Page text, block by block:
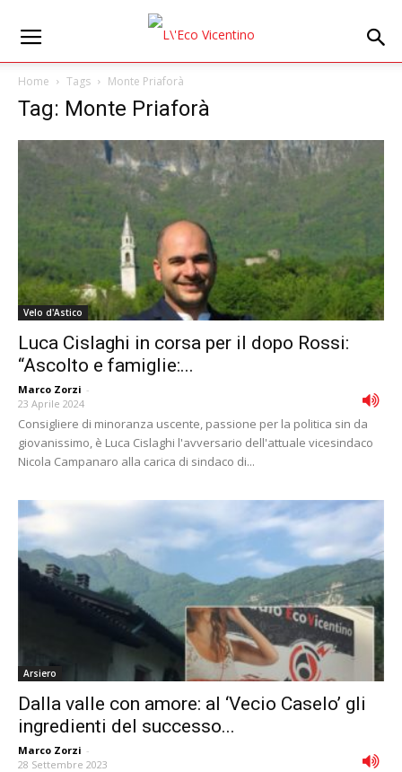
Home Tags Monte Priaforà
Tag: Monte Priaforà
Velo d'Astico
Luca Cislaghi in corsa per il dopo Rossi:
“Ascolto e famiglie:...
Marco Zorzi -
23 Aprile 2024
Consigliere di minoranza uscente, passione per la politica sin da
giovanissimo, è Luca Cislaghi l'avversario dell'attuale vicesindaco
Nicola Campanaro alla carica di sindaco di...
Arsiero
Dalla valle con amore: al ‘Vecio Caselo’ gli
ingredienti del successo...
Marco Zorzi -
28 Settembre 2023